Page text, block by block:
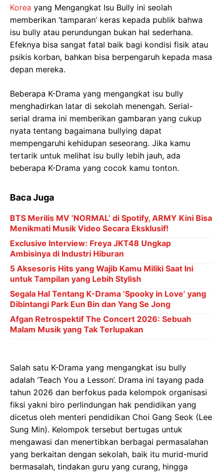
Korea yang Mengangkat Isu Bully ini seolah
memberikan ‘tamparan’ keras kepada publik bahwa
isu bully atau perundungan bukan hal sederhana.
Efeknya bisa sangat fatal baik bagi kondisi fisik atau
psikis korban, bahkan bisa berpengaruh kepada masa
depan mereka.
Beberapa K-Drama yang mengangkat isu bully
menghadirkan latar di sekolah menengah. Serial-
serial drama ini memberikan gambaran yang cukup
nyata tentang bagaimana bullying dapat
mempengaruhi kehidupan seseorang. Jika kamu
tertarik untuk melihat isu bully lebih jauh, ada
beberapa K-Drama yang cocok kamu tonton.
Baca Juga
BTS Merilis MV ‘NORMAL’ di Spotify, ARMY Kini Bisa
Menikmati Musik Video Secara Eksklusif!
Exclusive Interview: Freya JKT48 Ungkap
Ambisinya di Industri Hiburan
5 Aksesoris Hits yang Wajib Kamu Miliki Saat Ini
untuk Tampilan yang Lebih Stylish
Segala Hal Tentang K-Drama ‘Spooky in Love’ yang
Dibintangi Park Eun Bin dan Yang Se Jong
Afgan Retrospektif The Concert 2026: Sebuah
Malam Musik yang Tak Terlupakan
Salah satu K-Drama yang mengangkat isu bully
adalah ‘Teach You a Lesson’. Drama ini tayang pada
tahun 2026 dan berfokus pada kelompok organisasi
fiksi yakni biro perlindungan hak pendidikan yang
dicetus oleh menteri pendidikan Choi Gang Seok (Lee
Sung Min). Kelompok tersebut bertugas untuk
mengawasi dan menertibkan berbagai permasalahan
yang berkaitan dengan sekolah, baik itu murid-murid
bermasalah, tindakan guru yang curang, hingga